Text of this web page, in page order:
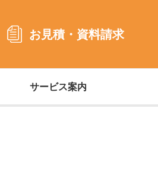
お見積・ 資料請求
サービス案内